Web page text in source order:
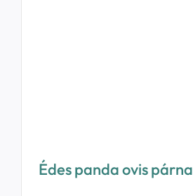
Édes panda ovis párna